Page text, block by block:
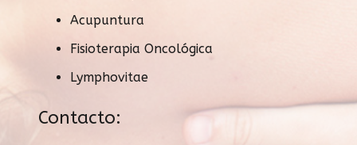
Acupuntura
Fisioterapia Oncológica
Lymphovitae
Contacto: